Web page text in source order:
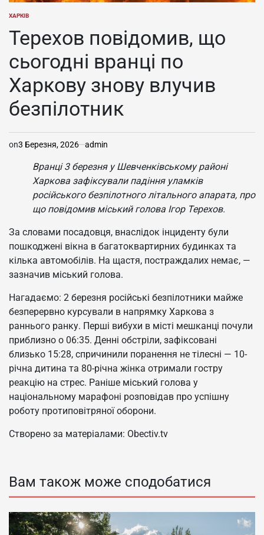
ОПУБЛІКУВАТИ
ХАРКІВ
Терехов повідомив, що
сьогодні вранці по
Харкову знову влучив
безпілотник
on3 Березня, 2026 admin
Вранці 3 березня у Шевченківському районі
Харкова зафіксували падіння уламків
російського безпілотного літального апарата, про
що повідомив міський голова Ігор Терехов.
За словами посадовця, внаслідок інциденту були
пошкоджені вікна в багатоквартирних будинках та
кілька автомобілів. На щастя, постраждалих немає, —
зазначив міський голова.
Нагадаємо: 2 березня російські безпілотники майже
безперервно курсували в напрямку Харкова з
раннього ранку. Перші вибухи в місті мешканці почули
приблизно о 06:35. Денні обстріли, зафіксовані
близько 15:28, спричинили поранення не тілесні — 10-
річна дитина та 80-річна жінка отримали гостру
реакцію на стрес. Раніше міський голова у
національному марафоні розповідав про успішну
роботу протиповітряної оборони.
Створено за матеріалами: Obectiv.tv
Вам також може сподобатися